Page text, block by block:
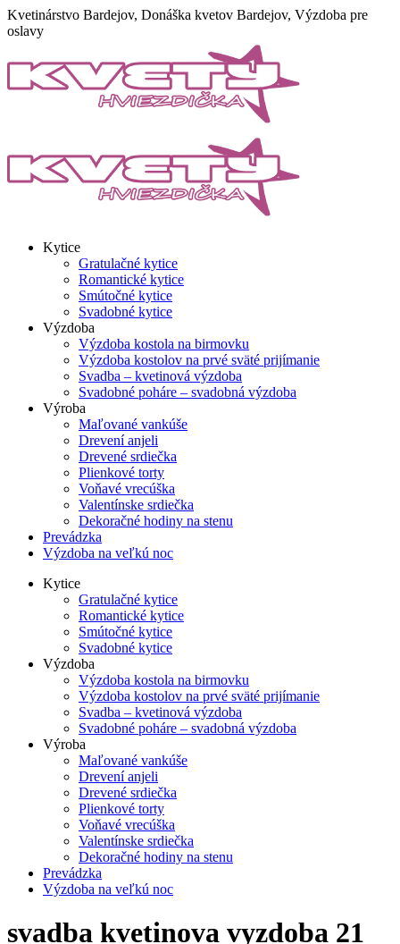
Skip
to
Kvetinárstvo Bardejov, Donáška kvetov Bardejov, Výzdoba pre
oslavy
Kytice
Gratulačné kytice
Romantické kytice
Smútočné kytice
Svadobné kytice
Výzdoba
Výzdoba kostola na birmovku
Výzdoba kostolov na prvé sväté prijímanie
Svadba – kvetinová výzdoba
Svadobné poháre – svadobná výzdoba
Výroba
Maľované vankúše
Drevení anjeli
Drevené srdiečka
Plienkové torty
Voňavé vrecúška
Valentínske srdiečka
Dekoračné hodiny na stenu
Prevádzka
Výzdoba na veľkú noc
Kytice
Gratulačné kytice
Romantické kytice
Smútočné kytice
Svadobné kytice
Výzdoba
Výzdoba kostola na birmovku
Výzdoba kostolov na prvé sväté prijímanie
Svadba – kvetinová výzdoba
Svadobné poháre – svadobná výzdoba
Výroba
Maľované vankúše
Drevení anjeli
Drevené srdiečka
Plienkové torty
Voňavé vrecúška
Valentínske srdiečka
Dekoračné hodiny na stenu
Prevádzka
Výzdoba na veľkú noc
svadba kvetinova vyzdoba 21